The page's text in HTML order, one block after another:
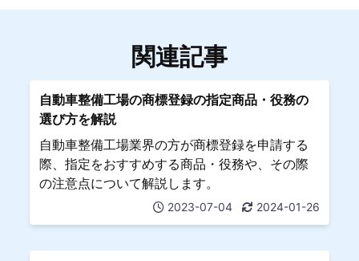
関連記事
自動車整備工場の商標登録の指定商品・役務の
選び方を解説
自動車整備工場業界の方が商標登録を申請する
際、指定をおすすめする商品・役務や、その際
の注意点について解説します。
2023-07-04 2024-01-26